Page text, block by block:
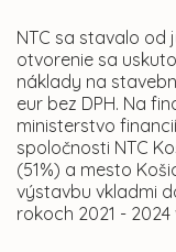
NTC sa stavalo od
otvorenie sa
náklady na
eur bez DPH. Na
ministerstvo
spoločnosti NTC
(51%) a mesto
výstavbu vkladmi
rokoch 2021 - 2024